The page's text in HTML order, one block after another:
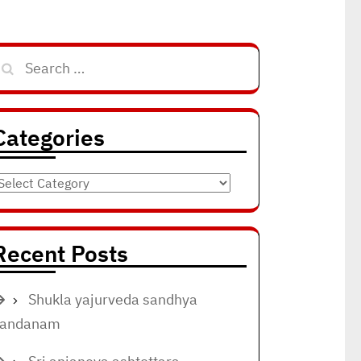
Search
for:
Posts
Shukla yajurveda sandhya